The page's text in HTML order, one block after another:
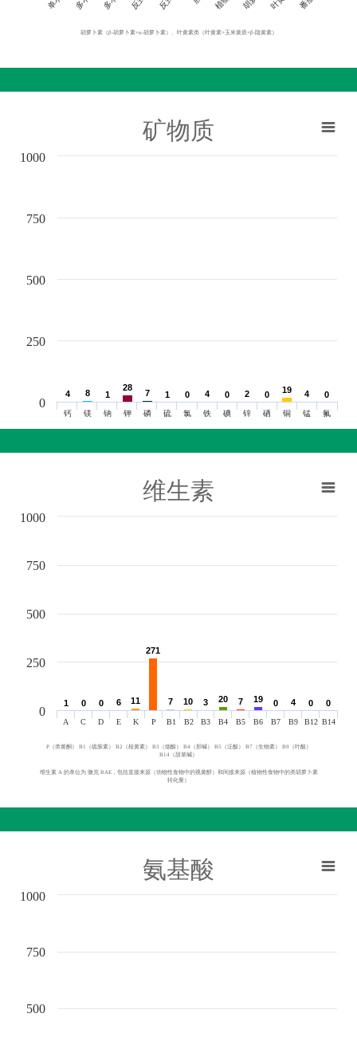
胡萝卜素（β-胡萝卜素+α-胡萝卜素）、叶黄素类（叶黄素+玉米黄质+β-隐黄素）
矿物质
4
4 8
8 1
1
28
28
7
7 1
1 0
0 4
4 0
0 2
2 0
0 19
19 4
4 0
0
钙 镁 钠 钾 磷 硫 氯 铁 碘 锌 硒 铜 锰 氟
0
250
500
750
1000
维生素
1
1 0
0 0
0 6
6 11
11
271
271
7
7 10
10 3
3 20
20 7
7 19
19 0
0 4
4 0
0 0
0
A C D E K P B1 B2 B3 B4 B5 B6 B7 B9 B12 B14
0
250
500
750
1000
P（类黄酮） B1（硫胺素） B2（核黄素） B3（烟酸） B4（胆碱） B5（泛酸） B7（生物素） B9（叶酸）
B14（甜菜碱）
维生素 A 的单位为 微克 RAE，包括直接来源（动物性食物中的视黄醇）和间接来源（植物性食物中的类胡萝卜素
转化量）
氨基酸
500
750
1000